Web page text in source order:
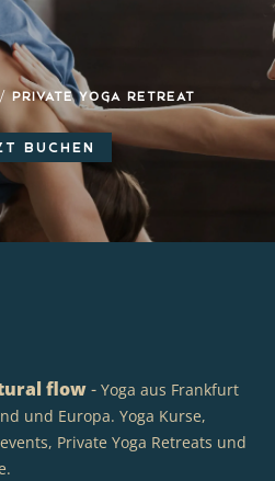
Private Yoga Retreat
BUCHEN
flow- Yoga aus Frankfurt
und Europa. Yoga Kurse,
Private Yoga Retreats und